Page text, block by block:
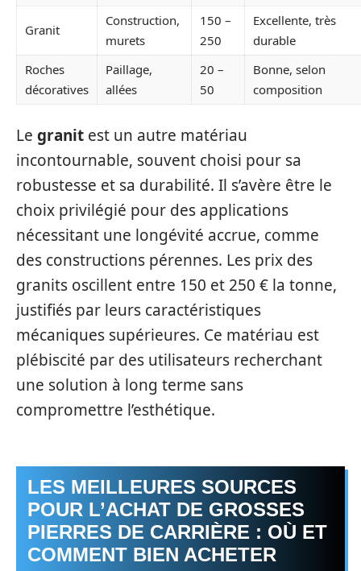
Granit
Construction,
murets
150 –
250
Excellente, très
durable
Roches
décoratives
Paillage,
allées
20 –
50
Bonne, selon
composition
Le granit est un autre matériau
incontournable, souvent choisi pour sa
robustesse et sa durabilité. Il s’avère être le
choix privilégié pour des applications
nécessitant une longévité accrue, comme
des constructions pérennes. Les prix des
granits oscillent entre 150 et 250 € la tonne,
justifiés par leurs caractéristiques
mécaniques supérieures. Ce matériau est
plébiscité par des utilisateurs recherchant
une solution à long terme sans
compromettre l’esthétique.
LES MEILLEURES SOURCES
POUR L’ACHAT DE GROSSES
PIERRES DE CARRIÈRE : OÙ ET
COMMENT BIEN ACHETER